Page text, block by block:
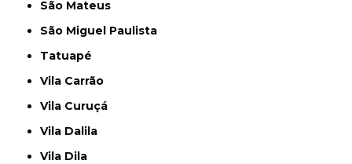
São Mateus
São Miguel Paulista
Tatuapé
Vila Carrão
Vila Curuçá
Vila Dalila
Vila Dila